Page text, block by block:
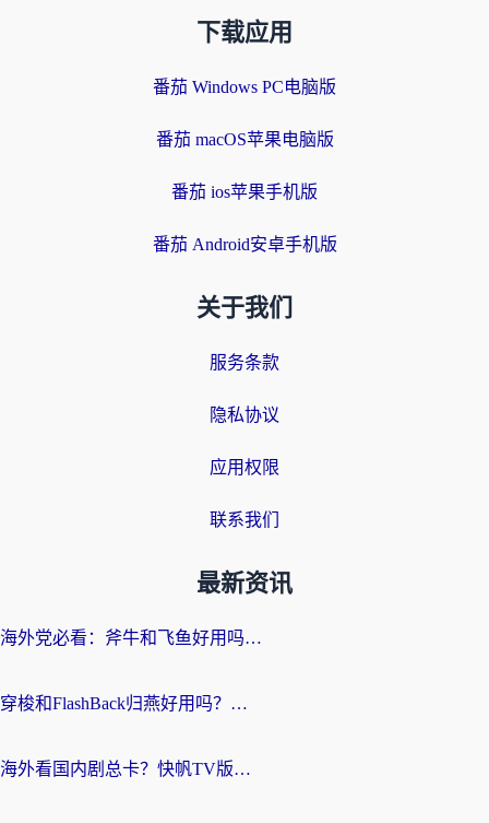
下载应用
番茄 Windows PC电脑版
番茄 macOS苹果电脑版
番茄 ios苹果手机版
番茄 Android安卓手机版
关于我们
服务条款
隐私协议
应用权限
联系我们
最新资讯
海外党必看：斧牛和飞鱼好用吗？3步选对回国加速器，无缝刷剧玩国服
穿梭和FlashBack归燕好用吗？海外党亲测3款热门回国加速器，教你选对不踩坑
海外看国内剧总卡？快帆TV版VPN好用吗？和快滚VPN对比哪个回国效果更好？